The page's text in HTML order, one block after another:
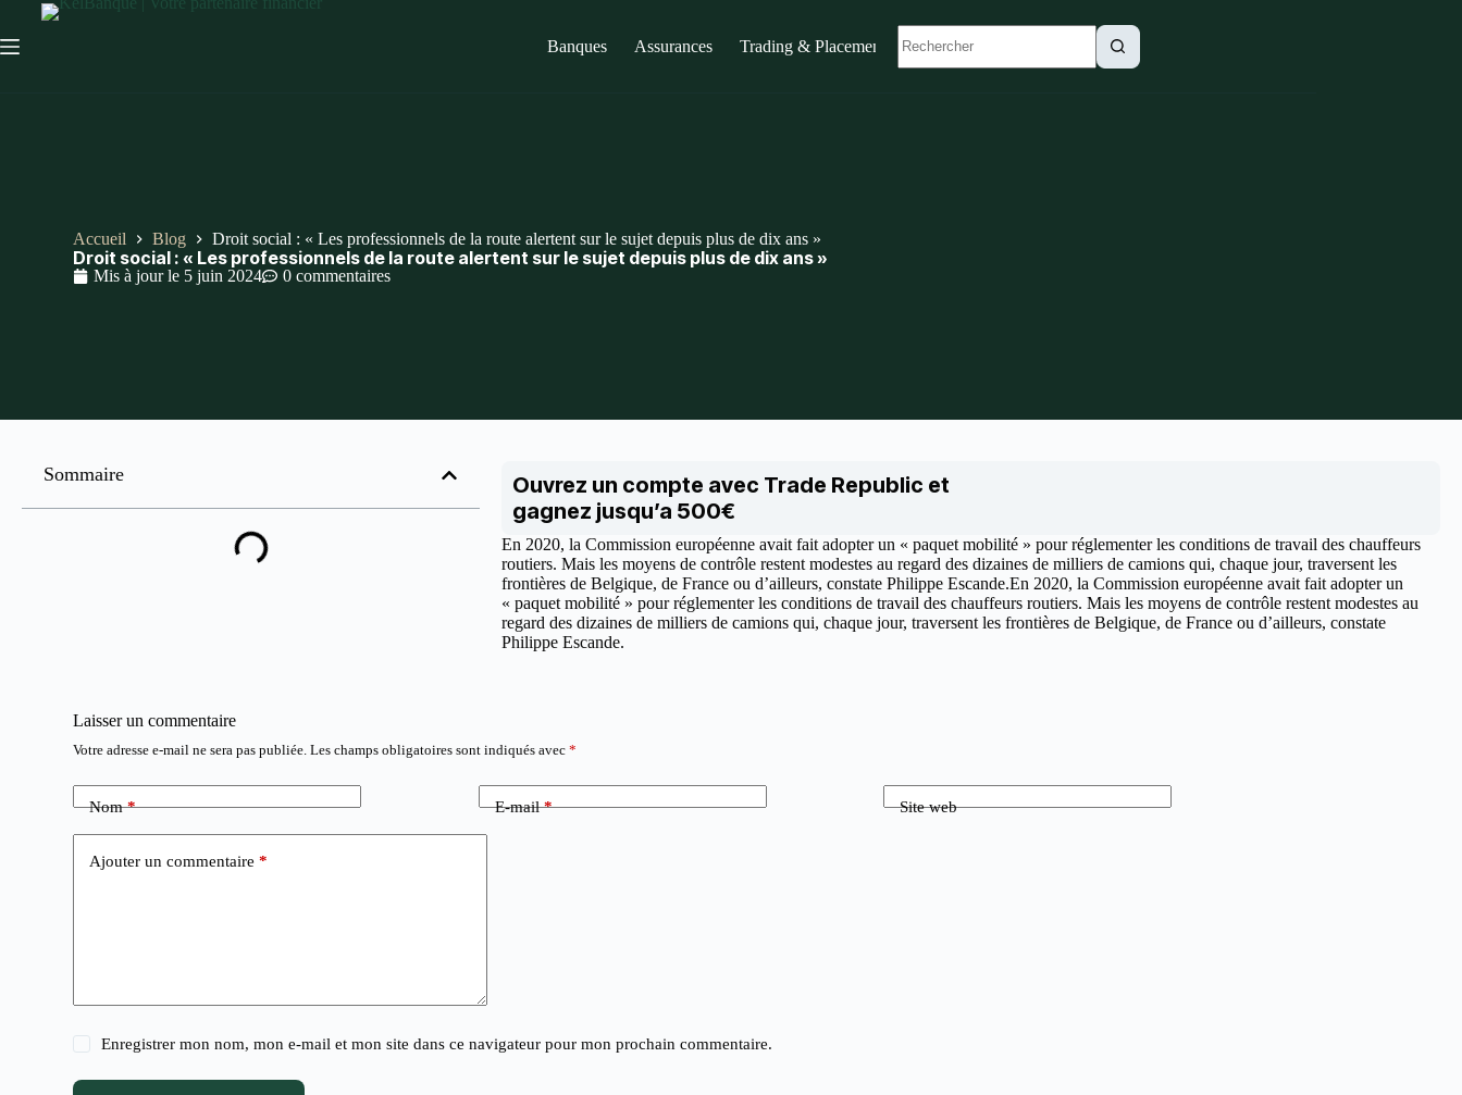
Banques Assurances Trading & Placements
Accueil Blog Droit social : « Les professionnels de la route alertent sur le sujet depuis plus de dix ans »
Droit social : « Les professionnels de la route alertent sur le sujet depuis plus de dix ans »
Mis à jour le 5 juin 2024 0 commentaires
Sommaire
Ouvrez un compte avec Trade Republic et
gagnez jusqu’a 500€
En 2020, la Commission européenne avait fait adopter un « paquet mobilité » pour réglementer les conditions de travail des chauffeurs
routiers. Mais les moyens de contrôle restent modestes au regard des dizaines de milliers de camions qui, chaque jour, traversent les
frontières de Belgique, de France ou d’ailleurs, constate Philippe Escande.En 2020, la Commission européenne avait fait adopter un
« paquet mobilité » pour réglementer les conditions de travail des chauffeurs routiers. Mais les moyens de contrôle restent modestes au
regard des dizaines de milliers de camions qui, chaque jour, traversent les frontières de Belgique, de France ou d’ailleurs, constate
Philippe Escande.
Laisser un commentaire
Votre adresse e-mail ne sera pas publiée. Les champs obligatoires sont indiqués avec*
Nom* E-mail* Site web
Ajouter un commentaire *
Enregistrer mon nom, mon e-mail et mon site dans ce navigateur pour mon prochain commentaire.